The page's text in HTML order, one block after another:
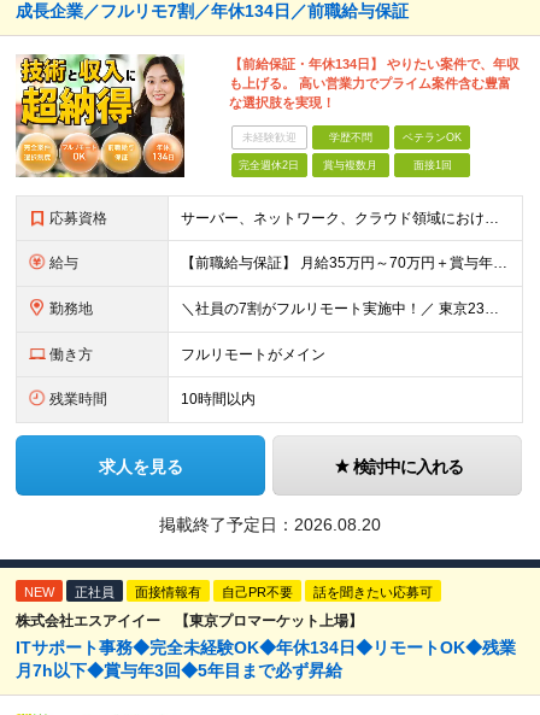
成長企業／フルリモ7割／年休134日／前職給与保証
【前給保証・年休134日】 やりたい案件で、年収
も上げる。 高い営業力でプライム案件含む豊富
な選択肢を実現！
未経験歓迎 学歴不問 ベテランOK
完全週休2日 賞与複数月 面接1回
応募資格 サーバー、ネットワーク、クラウド領域におけるインフラエンジニアとしての何らかの実務経験（年数不問） ※設計、構築、運用保守、監視等 少しでも実務経験があれば、まずは気軽にエントリーしてみてください！
給与 【前職給与保証】 月給35万円～70万円＋賞与年2回＋各種手当 ※前職の給与・スキル・経験を考慮の上、決定いたします。 ※月給には固定残業代（月30時間分／5万円～10万円）を含みます。超過分は別途
勤務地 ＼社員の7割がフルリモート実施中！／ 東京23区内など1都3県を中心としたプロジェクト先での勤務となります。 ※勤務地は希望を考慮します ≪本社≫ 東京都渋谷区恵比寿南1丁目3番7号 隅越ビル5階
働き方 フルリモートがメイン
残業時間 10時間以内
求人を見る 検討中に入れる
掲載終了予定日： 2026.08.20
NEW 正社員 面接情報有 自己PR不要 話を聞きたい応募可
株式会社エスアイイー 【東京プロマーケット上場】
ITサポート事務◆完全未経験OK◆年休134日◆リモートOK◆残業
月7h以下◆賞与年3回◆5年目まで必ず昇給